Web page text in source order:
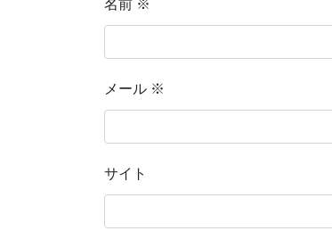
名前 ※
メール ※
サイト